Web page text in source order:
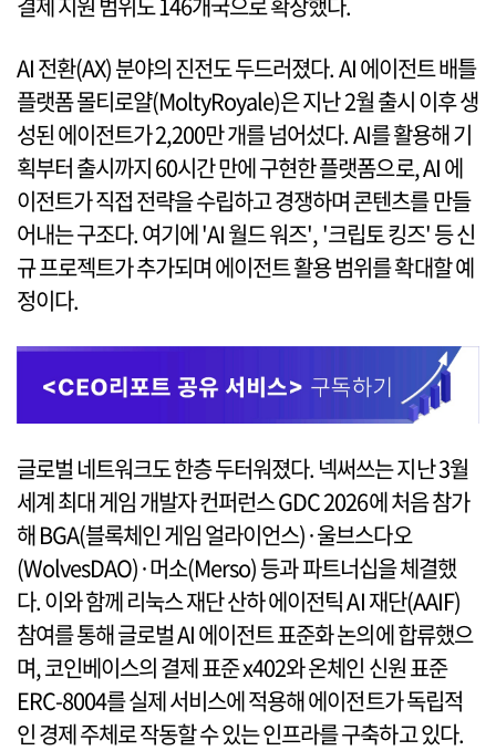
AI 전환(AX) 분야의 진전도 두드러졌다. AI 에이전트 배틀
플랫폼 몰티로얄(MoltyRoyale)은 지난 2월 출시 이후 생
성된 에이전트가 2,200만 개를 넘어섰다. AI를 활용해 기
획부터 출시까지 60시간 만에 구현한 플랫폼으로, AI 에
이전트가 직접 전략을 수립하고 경쟁하며 콘텐츠를 만들
어내는 구조다. 여기에 'AI 월드 워즈', '크립토 킹즈' 등 신
규 프로젝트가 추가되며 에이전트 활용 범위를 확대할 예
정이다.
글로벌 네트워크도 한층 두터워졌다. 넥써쓰는 지난 3월
세계 최대 게임 개발자 컨퍼런스 GDC 2026에 처음 참가
해 BGA(블록체인 게임 얼라이언스)·울브스다오
(WolvesDAO)·머소(Merso) 등과 파트너십을 체결했
다. 이와 함께 리눅스 재단 산하 에이전틱 AI 재단(AAIF)
참여를 통해 글로벌 AI 에이전트 표준화 논의에 합류했으
며, 코인베이스의 결제 표준 x402와 온체인 신원 표준
ERC-8004를 실제 서비스에 적용해 에이전트가 독립적
인 경제 주체로 작동할 수 있는 인프라를 구축하고 있다.